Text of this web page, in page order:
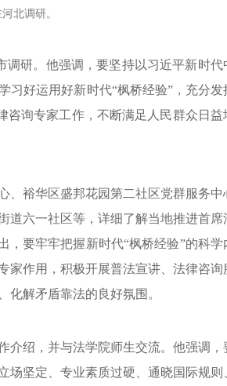
北调研。
调研。他强调，要坚持以习近平新时代
习好运用好新时代“枫桥经验”，充分发
咨询专家工作，不断满足人民群众日益
、裕华区盛邦花园第二社区党群服务中
道六一社区等，详细了解当地推进首席
，要牢牢把握新时代“枫桥经验”的科学
家作用，积极开展普法宣讲、法律咨询
解矛盾靠法的良好氛围。
介绍，并与法学院师生交流。他强调，
坚定、专业素质过硬、通晓国际规则